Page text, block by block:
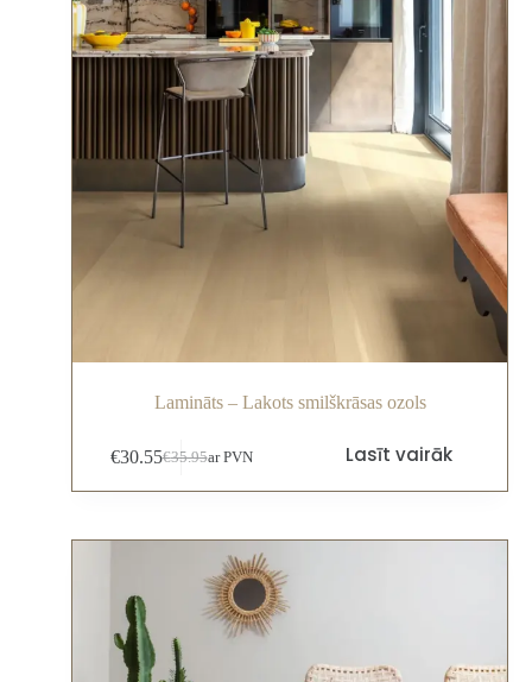
Lamināts – Lakots smilškrāsas ozols
€35.95
€30.55 ar PVN Lasīt vairāk